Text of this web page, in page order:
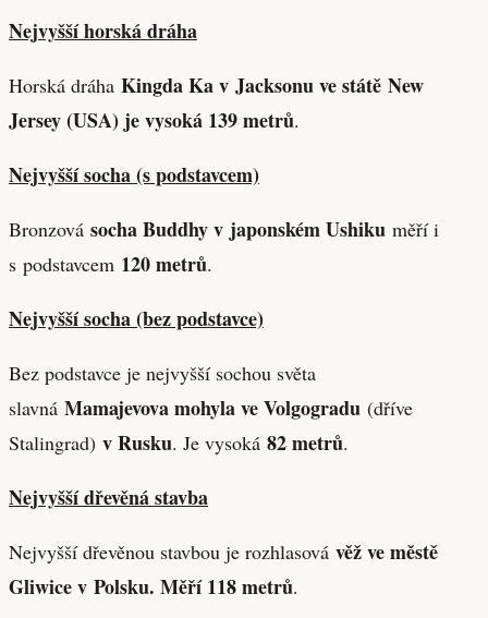
Nejvyšší horská dráha
Horská dráha Kingda Ka v Jacksonu ve státě New
Jersey (USA) je vysoká 139 metrů.
Nejvyšší socha (s podstavcem)
Bronzová socha Buddhy v japonském Ushiku měří i
s podstavcem 120 metrů.
Nejvyšší socha (bez podstavce)
Bez podstavce je nejvyšší sochou světa
slavná Mamajevova mohyla ve Volgogradu (dříve
Stalingrad) v Rusku. Je vysoká 82 metrů.
Nejvyšší dřevěná stavba
Nejvyšší dřevěnou stavbou je rozhlasová věž ve městě
Gliwice v Polsku. Měří 118 metrů.